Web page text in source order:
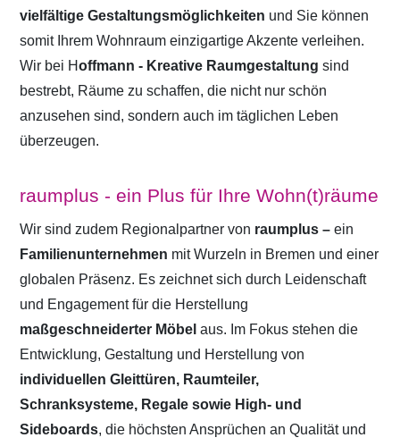
vielfältige Gestaltungsmöglichkeiten und Sie können
somit Ihrem Wohnraum einzigartige Akzente verleihen.
Wir bei Hoffmann - Kreative Raumgestaltung sind
bestrebt, Räume zu schaffen, die nicht nur schön
anzusehen sind, sondern auch im täglichen Leben
überzeugen.
raumplus - ein Plus für Ihre Wohn(t)räume
Wir sind zudem Regionalpartner von raumplus – ein
Familienunternehmen mit Wurzeln in Bremen und einer
globalen Präsenz. Es zeichnet sich durch Leidenschaft
und Engagement für die Herstellung
maßgeschneiderter Möbelaus. Im Fokus stehen die
Entwicklung, Gestaltung und Herstellung von
individuellen Gleittüren, Raumteiler,
Schranksysteme, Regale sowie High- und
Sideboards, die höchsten Ansprüchen an Qualität und